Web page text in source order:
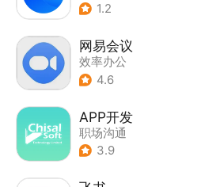
1.2
网易会议
效率办公
4.6
APP开发
职场沟通
3.9